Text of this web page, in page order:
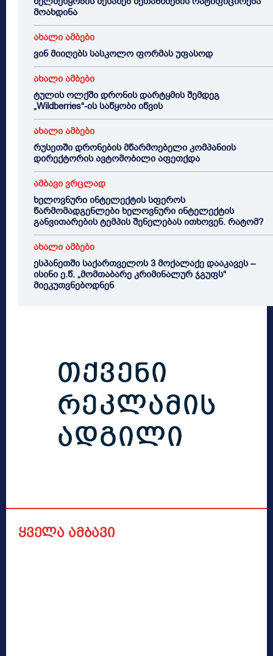
მოახდინა
ახალი ამბები
ვინ მიიღებს სასკოლო ფორმას უფასოდ
ახალი ამბები
ტულის ოლქში დრონის დარტყმის შემდეგ
„Wildberries“-ის საწყობი იწვის
ახალი ამბები
რუსეთში დრონების მწარმოებელი კომპანიის
დირექტორის ავტომობილი აფეთქდა
ამბავი ვრცლად
ხელოვნური ინტელექტის სფეროს
წარმომადგენლები ხელოვნური ინტელექტის
განვითარების ტემპის შენელებას ითხოვენ. რატომ?
ახალი ამბები
ესპანეთში საქართველოს 3 მოქალაქე დააკავეს –
ისინი ე.წ. „მომთაბარე კრიმინალურ ჯგუფს“
მიეკუთვნებოდნენ
ყველა ამბავი